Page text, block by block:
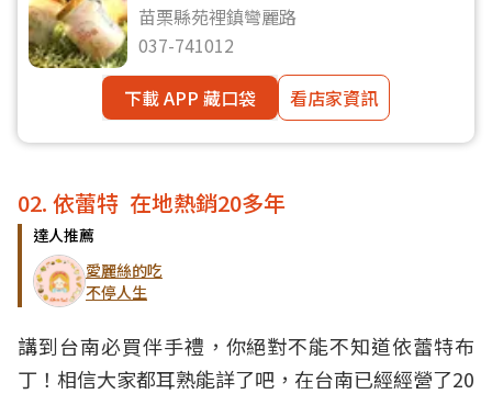
苗栗縣苑裡鎮彎麗路
037-741012
下載 APP 藏口袋
看店家資訊
02. 依蕾特 在地熱銷20多年
達人推薦
愛麗絲的吃
不停人生
講到台南必買伴手禮，你絕對不能不知道依蕾特布
丁！相信大家都耳熟能詳了吧，在台南已經經營了20